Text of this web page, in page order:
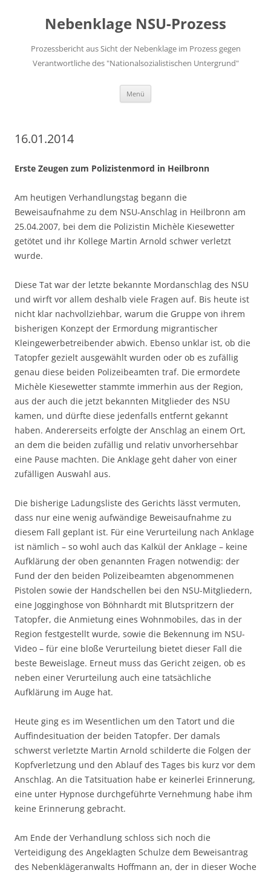
springenNebenklage NSU-Prozess
Prozessbericht aus Sicht der Nebenklage im Prozess gegen
Verantwortliche des "Nationalsozialistischen Untergrund"
Menü
16.01.2014
Erste Zeugen zum Polizistenmord in Heilbronn
Am heutigen Verhandlungstag begann die
Beweisaufnahme zu dem NSU-Anschlag in Heilbronn am
25.04.2007, bei dem die Polizistin Michèle Kiesewetter
getötet und ihr Kollege Martin Arnold schwer verletzt
wurde.
Diese Tat war der letzte bekannte Mordanschlag des NSU
und wirft vor allem deshalb viele Fragen auf. Bis heute ist
nicht klar nachvollziehbar, warum die Gruppe von ihrem
bisherigen Konzept der Ermordung migrantischer
Kleingewerbetreibender abwich. Ebenso unklar ist, ob die
Tatopfer gezielt ausgewählt wurden oder ob es zufällig
genau diese beiden Polizeibeamten traf. Die ermordete
Michèle Kiesewetter stammte immerhin aus der Region,
aus der auch die jetzt bekannten Mitglieder des NSU
kamen, und dürfte diese jedenfalls entfernt gekannt
haben. Andererseits erfolgte der Anschlag an einem Ort,
an dem die beiden zufällig und relativ unvorhersehbar
eine Pause machten. Die Anklage geht daher von einer
zufälligen Auswahl aus.
Die bisherige Ladungsliste des Gerichts lässt vermuten,
dass nur eine wenig aufwändige Beweisaufnahme zu
diesem Fall geplant ist. Für eine Verurteilung nach Anklage
ist nämlich – so wohl auch das Kalkül der Anklage – keine
Aufklärung der oben genannten Fragen notwendig: der
Fund der den beiden Polizeibeamten abgenommenen
Pistolen sowie der Handschellen bei den NSU-Mitgliedern,
eine Jogginghose von Böhnhardt mit Blutspritzern der
Tatopfer, die Anmietung eines Wohnmobiles, das in der
Region festgestellt wurde, sowie die Bekennung im NSU-
Video – für eine bloße Verurteilung bietet dieser Fall die
beste Beweislage. Erneut muss das Gericht zeigen, ob es
neben einer Verurteilung auch eine tatsächliche
Aufklärung im Auge hat.
Heute ging es im Wesentlichen um den Tatort und die
Auffindesituation der beiden Tatopfer. Der damals
schwerst verletzte Martin Arnold schilderte die Folgen der
Kopfverletzung und den Ablauf des Tages bis kurz vor dem
Anschlag. An die Tatsituation habe er keinerlei Erinnerung,
eine unter Hypnose durchgeführte Vernehmung habe ihm
keine Erinnerung gebracht.
Am Ende der Verhandlung schloss sich noch die
Verteidigung des Angeklagten Schulze dem Beweisantrag
des Nebenklägeranwalts Hoffmann an, der in dieser Woche